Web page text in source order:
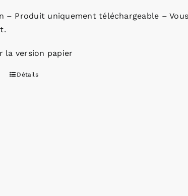
– Produit uniquement téléchargeable –
la version papier
Détails